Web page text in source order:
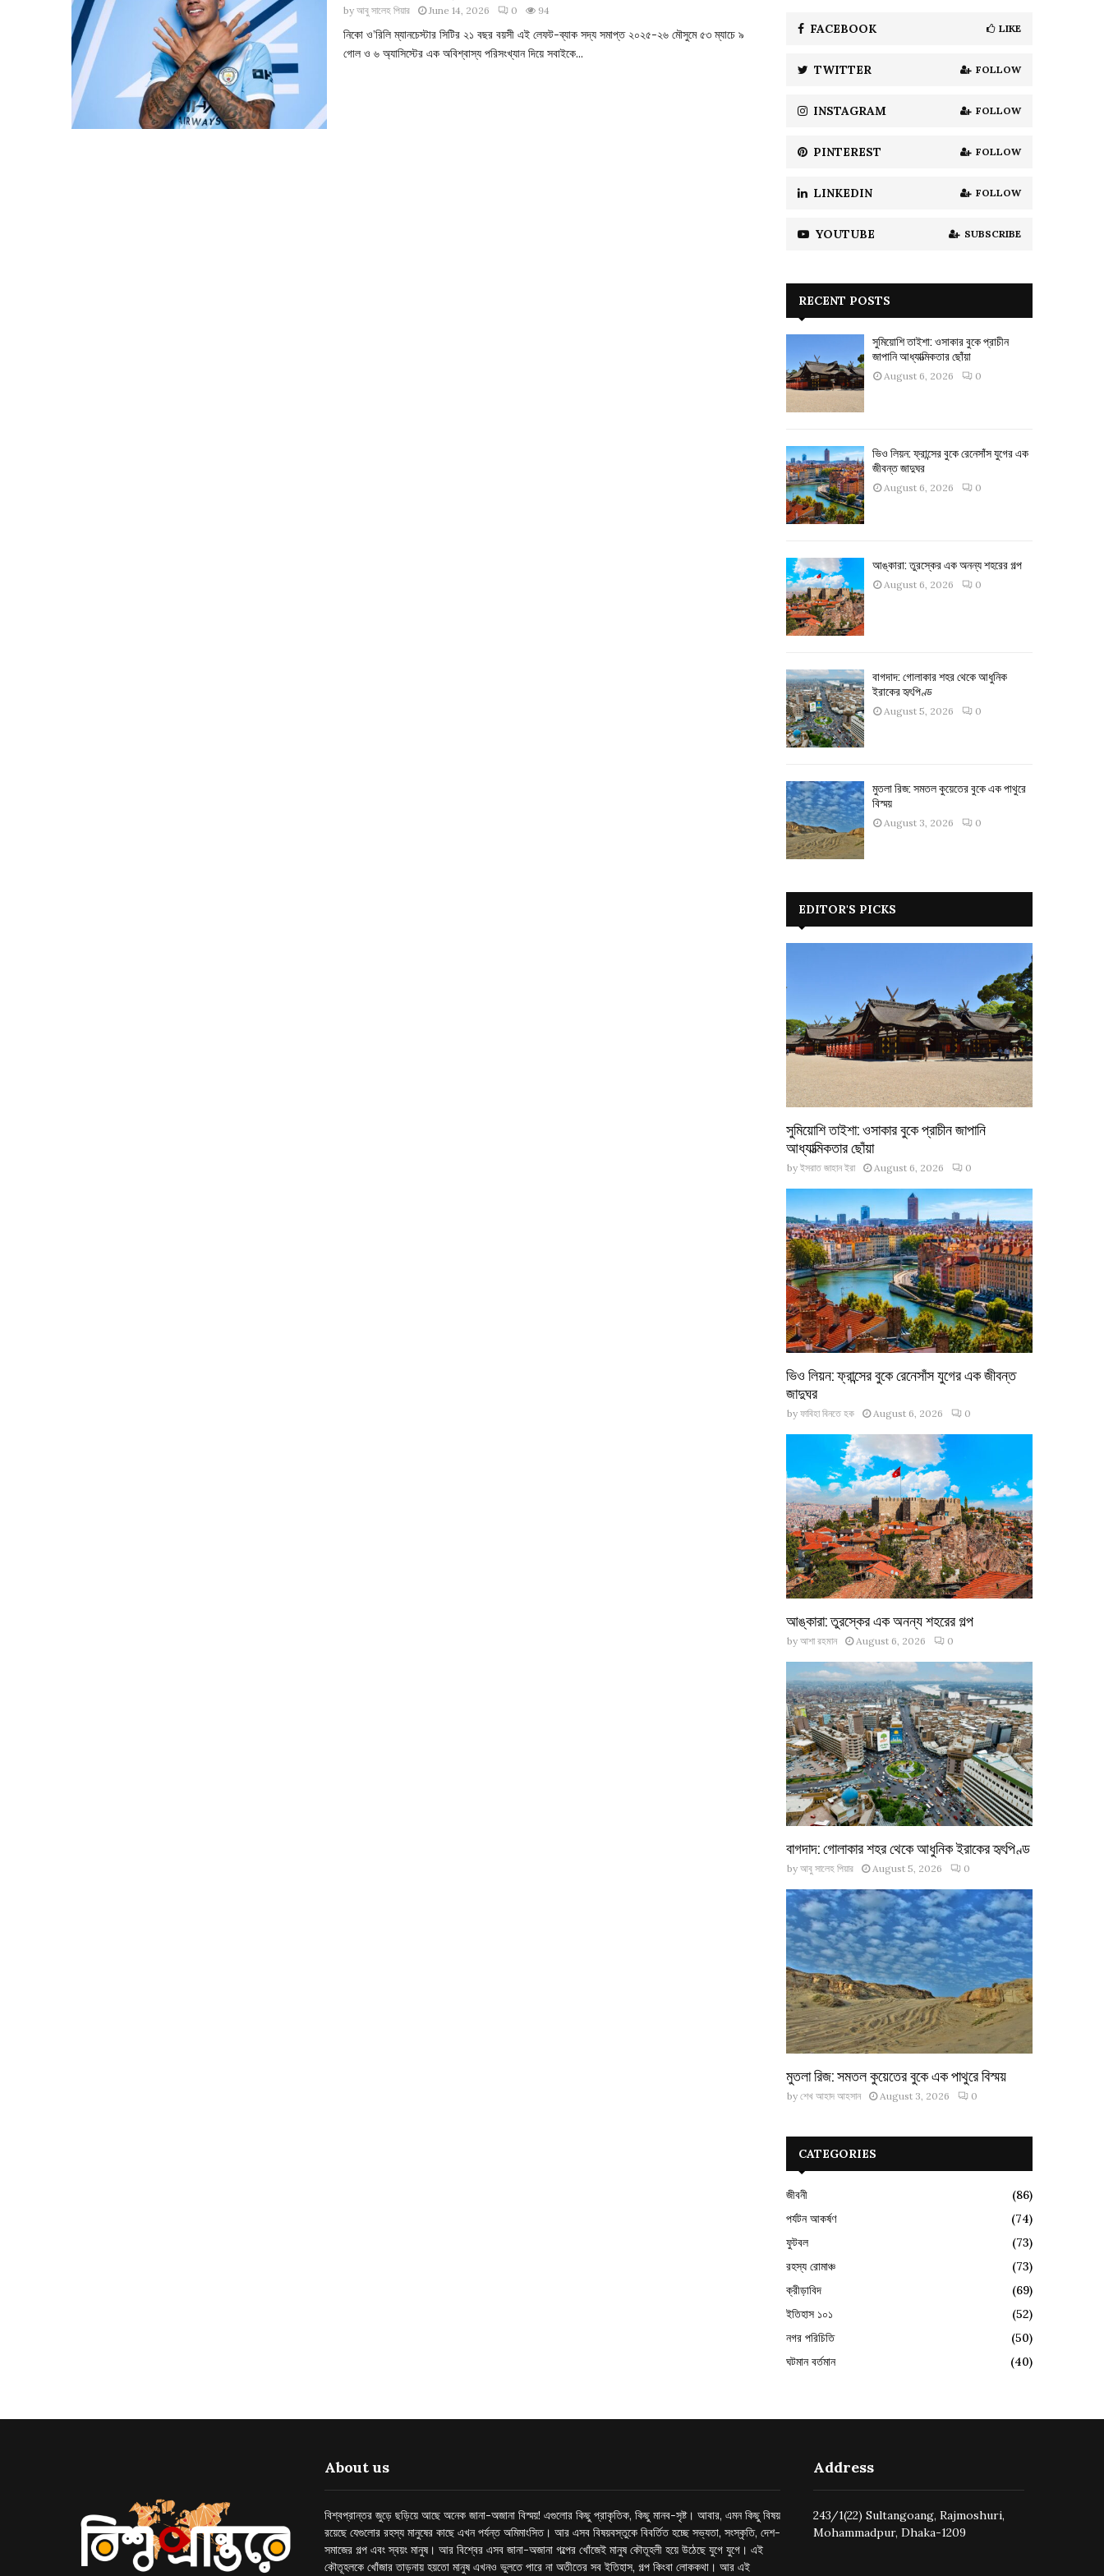
byআবু সালেহ পিয়ার June 14, 2026 0 94
নিকো ও’রিলি ম্যানচেস্টার সিটির ২১ বছর বয়সী এই লেফট-ব্যাক সদ্য সমাপ্ত ২০২৫-২৬ মৌসুমে ৫৩ ম্যাচে ৯
গোল ও ৬ অ্যাসিস্টের এক অবিশ্বাস্য পরিসংখ্যান দিয়ে সবাইকে...
C
H
FACEBOOK LIKE
TWITTER FOLLOW
INSTAGRAM FOLLOW
PINTEREST FOLLOW
LINKEDIN FOLLOW
YOUTUBE SUBSCRIBE
RECENT POSTS
সুমিয়োশি তাইশা: ওসাকার বুকে প্রাচীন
জাপানি আধ্যাত্মিকতার ছোঁয়া
August 6, 2026 0
ভিও লিয়ন: ফ্রান্সের বুকে রেনেসাঁস যুগের এক
জীবন্ত জাদুঘর
August 6, 2026 0
আঙ্কারা: তুরস্কের এক অনন্য শহরের গল্প
August 6, 2026 0
বাগদাদ: গোলাকার শহর থেকে আধুনিক
ইরাকের হৃৎপিণ্ড
August 5, 2026 0
মুতলা রিজ: সমতল কুয়েতের বুকে এক পাথুরে
বিস্ময়
August 3, 2026 0
EDITOR'S PICKS
সুমিয়োশি তাইশা: ওসাকার বুকে প্রাচীন জাপানি
আধ্যাত্মিকতার ছোঁয়া
by ইসরাত জাহান ইরা August 6, 2026 0
ভিও লিয়ন: ফ্রান্সের বুকে রেনেসাঁস যুগের এক জীবন্ত
জাদুঘর
by ফাবিহা বিনতে হক August 6, 2026 0
আঙ্কারা: তুরস্কের এক অনন্য শহরের গল্প
by আশা রহমান August 6, 2026 0
বাগদাদ: গোলাকার শহর থেকে আধুনিক ইরাকের হৃৎপিণ্ড
by আবু সালেহ পিয়ার August 5, 2026 0
মুতলা রিজ: সমতল কুয়েতের বুকে এক পাথুরে বিস্ময়
by শেখ আহাদ আহসান August 3, 2026 0
CATEGORIES
জীবনী
(86)
পর্যটন আকর্ষণ
(74)
ফুটবল
(73)
রহস্য রোমাঞ্চ
(73)
ক্রীড়াবিদ
(69)
ইতিহাস ১০১
(52)
নগর পরিচিতি
(50)
ঘটমান বর্তমান
(40)
About us
বিশ্বপ্রান্তর জুড়ে ছড়িয়ে আছে অনেক জানা-অজানা বিস্ময়! এগুলোর কিছু প্রাকৃতিক, কিছু মানব-সৃষ্ট। আবার, এমন কিছু বিষয়
রয়েছে যেগুলোর রহস্য মানুষের কাছে এখন পর্যন্ত অমিমাংসিত। আর এসব বিষয়বস্তুকে বিবর্তিত হচ্ছে সভ্যতা, সংস্কৃতি, দেশ-
সমাজের গল্প এবং স্বয়ং মানুষ। আর বিশ্বের এসব জানা-অজানা গল্পের খোঁজেই মানুষ কৌতূহলী হয়ে উঠেছে যুগে যুগে। এই
কৌতূহলকে খোঁজার তাড়নায় হয়তো মানুষ এখনও ভুলতে পারে না অতীতের সব ইতিহাস, গল্প কিংবা লোককথা। আর এই
Address
243/1(22) Sultangoang, Rajmoshuri,
Mohammadpur, Dhaka-1209